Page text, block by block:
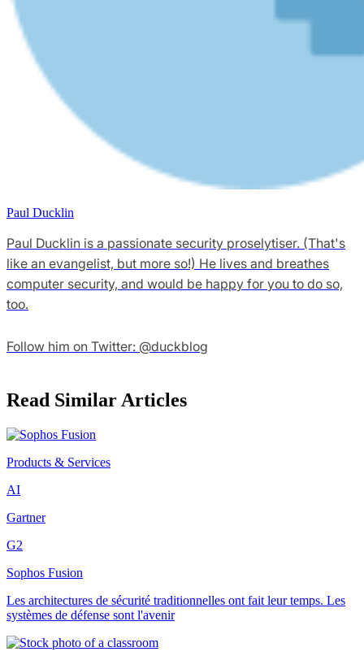
Paul Ducklin
Paul Ducklin is a passionate security proselytiser. (That's
like an evangelist, but more so!) He lives and breathes
computer security, and would be happy for you to do so,
too.
Follow him on Twitter: @duckblog
Read Similar Articles
Products & Services
AI
Gartner
G2
Sophos Fusion
Les architectures de sécurité traditionnelles ont fait leur temps. Les
systèmes de défense sont l'avenir